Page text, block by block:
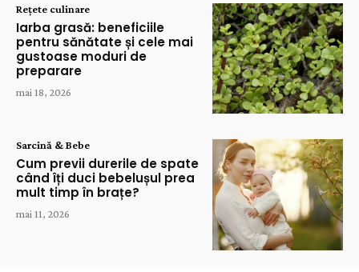
Rețete culinare
Iarba grasă: beneficiile
pentru sănătate și cele mai
gustoase moduri de
preparare
mai 18, 2026
Sarcină & Bebe
Cum previi durerile de spate
când îți duci bebelușul prea
mult timp în brațe?
mai 11, 2026